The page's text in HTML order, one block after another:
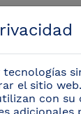
el sitio
con su